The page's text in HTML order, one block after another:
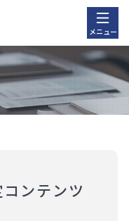
メニュー
ンテンツ